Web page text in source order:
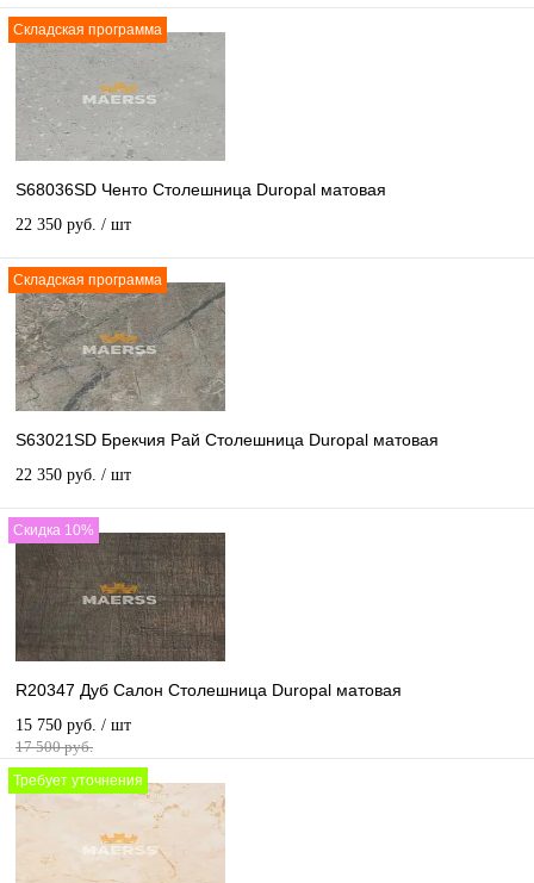
Складская программа
S68036SD Ченто Столешница Duropal матовая
22 350 руб. / шт
Складская программа
S63021SD Брекчия Рай Столешница Duropal матовая
22 350 руб. / шт
Скидка 10%
R20347 Дуб Салон Столешница Duropal матовая
15 750 руб. / шт
17 500 руб.
Требует уточнения